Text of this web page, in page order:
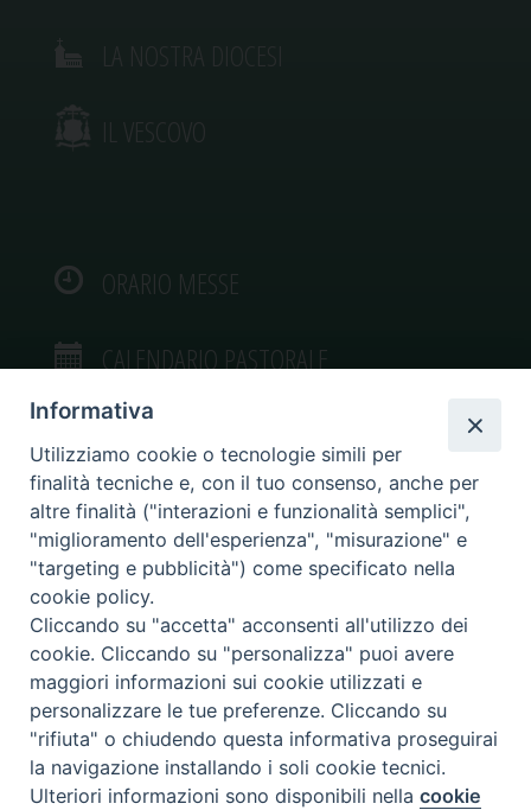
IL VESCOVO
ORARIO MESSE
CALENDARIO PASTORALE
VIDEOGALLERY
PHOTOGALLERY
Diocesi di Caltagirone
Piazza San Francesco d’Assisi, 9 – tel. 0933.34186 – fax 0933.820590 e-mail:
comunicazionisociali@diocesidicaltagirone.it
Preferenze Cookie
Informativa
Utilizziamo cookie o tecnologie simili per
finalità tecniche e, con il tuo consenso, anche per
altre finalità ("interazioni e funzionalità semplici",
"miglioramento dell'esperienza", "misurazione" e
"targeting e pubblicità") come specificato nella
cookie policy.
Cliccando su "accetta" acconsenti all'utilizzo dei
cookie. Cliccando su "personalizza" puoi avere
maggiori informazioni sui cookie utilizzati e
personalizzare le tue preferenze. Cliccando su
"rifiuta" o chiudendo questa informativa proseguirai
la navigazione installando i soli cookie tecnici.
Ulteriori informazioni sono disponibili nellacookie